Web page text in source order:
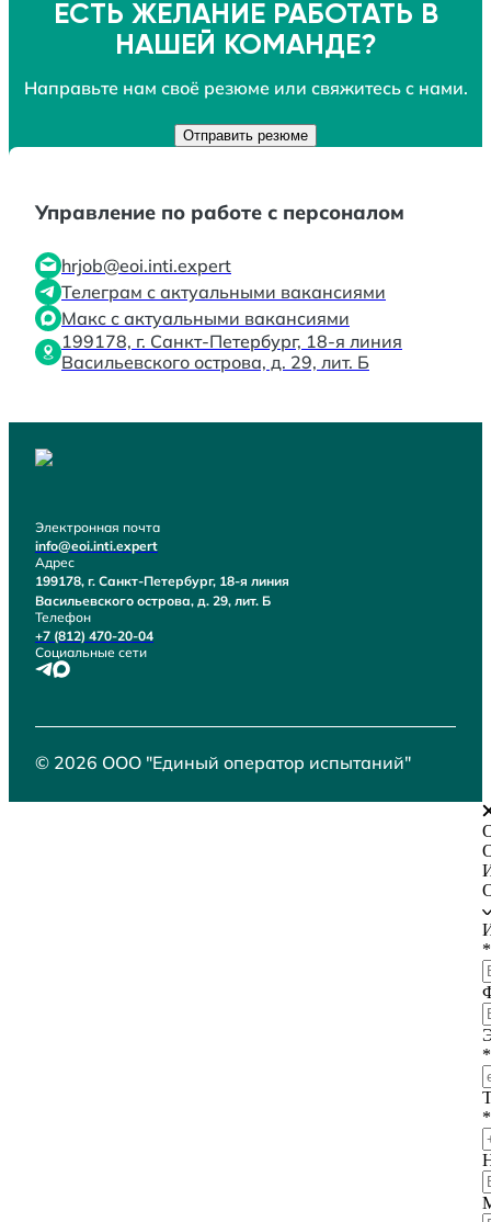
ЕСТЬ ЖЕЛАНИЕ РАБОТАТЬ В
НАШЕЙ КОМАНДЕ?
Направьте нам своё резюме или свяжитесь c нами.
Отправить резюме
Управление по работе с персоналом
hrjob@eoi.inti.expert
Телеграм с актуальными вакансиями
Макс с актуальными вакансиями
199178, г. Санкт-Петербург, 18-я линия
Васильевского острова, д. 29, лит. Б
Электронная почта
info@eoi.inti.expert
Адрес
199178, г. Санкт-Петербург, 18-я линия
Васильевского острова, д. 29, лит. Б
Телефон
+7 (812) 470-20-04
Социальные сети
© 2026 ООО "Единый оператор испытаний"
*
*
*